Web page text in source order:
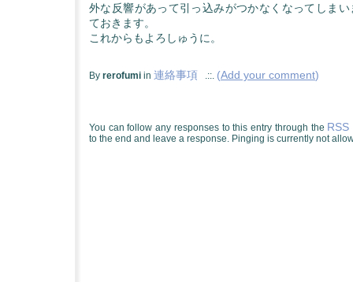
外な反響があって引っ込みがつかなくなってしま
ておきます。
これからもよろしゅうに。
By rerofumi in 連絡事項 .::. (Add your comment)
You can follow any responses to this entry through the RSS
to the end and leave a response. Pinging is currently not